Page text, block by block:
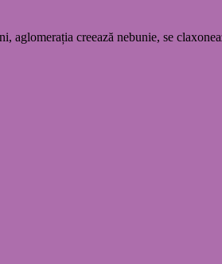
creează nebunie, se